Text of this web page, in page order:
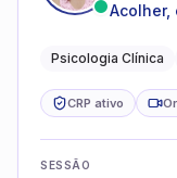
Acolher,
Psicologia Clínica
CRP ativo
SESSÃO